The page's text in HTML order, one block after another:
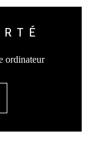
ordinateur